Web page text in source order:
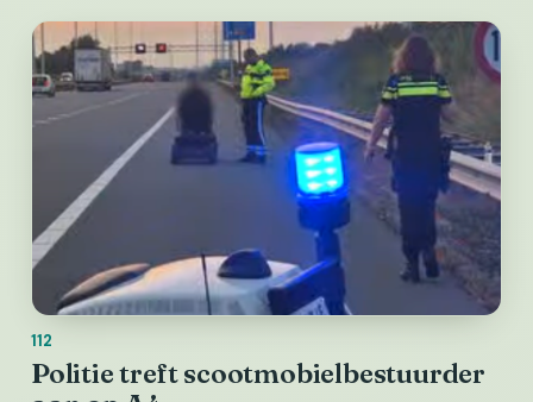
112
Politie treft scootmobielbestuurder